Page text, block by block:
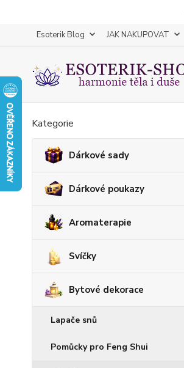
Esoterik Blog JAK NAKUPOVAT
Kategorie
Dárkové sady
Dárkové poukazy
Aromaterapie
Svíčky
Bytové dekorace
Lapače snů
Pomůcky pro Feng Shui